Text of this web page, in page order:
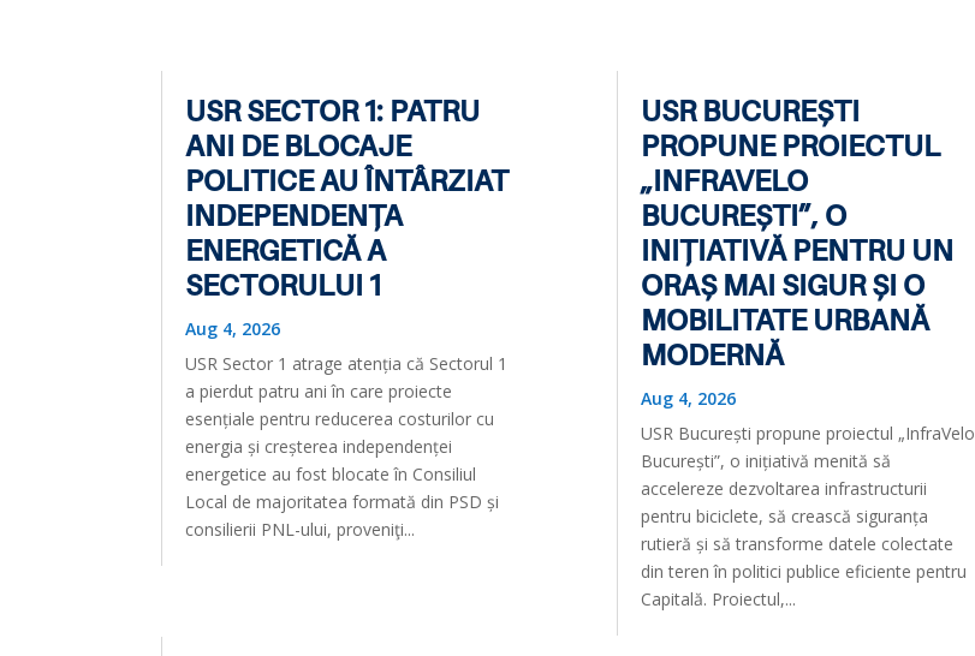
USR SECTOR 1: PATRU
ANI DE BLOCAJE
POLITICE AU ÎNTÂRZIAT
INDEPENDENȚA
ENERGETICĂ A
SECTORULUI 1
Aug 4, 2026
USR Sector 1 atrage atenția că Sectorul 1
a pierdut patru ani în care proiecte
esențiale pentru reducerea costurilor cu
energia și creșterea independenței
energetice au fost blocate în Consiliul
Local de majoritatea formată din PSD și
consilierii PNL-ului, proveniţi...
USR BUCUREȘTI
PROPUNE PROIECTUL
„INFRAVELO
BUCUREȘTI”, O
INIȚIATIVĂ PENTRU UN
ORAȘ MAI SIGUR ȘI O
MOBILITATE URBANĂ
MODERNĂ
Aug 4, 2026
USR București propune proiectul „InfraVelo
București”, o inițiativă menită să
accelereze dezvoltarea infrastructurii
pentru biciclete, să crească siguranța
rutieră și să transforme datele colectate
din teren în politici publice eficiente pentru
Capitală. Proiectul,...